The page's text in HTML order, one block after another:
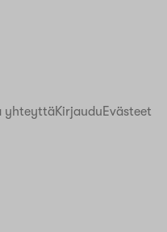
yhteyttä KirjauduEvästeet